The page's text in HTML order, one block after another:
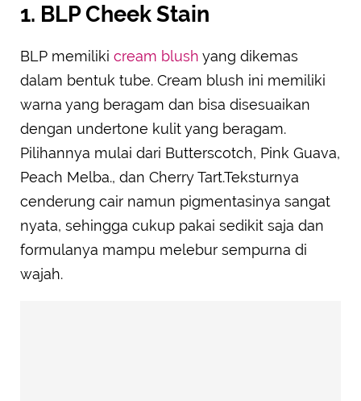
1. BLP Cheek Stain
BLP memiliki cream blush yang dikemas
dalam bentuk tube. Cream blush ini memiliki
warna yang beragam dan bisa disesuaikan
dengan undertone kulit yang beragam.
Pilihannya mulai dari Butterscotch, Pink Guava,
Peach Melba., dan Cherry Tart.Teksturnya
cenderung cair namun pigmentasinya sangat
nyata, sehingga cukup pakai sedikit saja dan
formulanya mampu melebur sempurna di
wajah.